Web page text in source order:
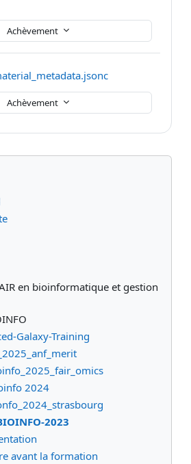
Achèvement
Achèvement
en bioinformatique et gestion
Galaxy-Training
2024
2023
avant la formation